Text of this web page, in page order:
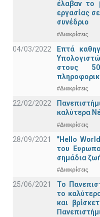
έλαβαν το
εργασίας
συνέδριο
#Διακρίσεις
04/03/2022
Επτά
στους 50
#Διακρίσεις
22/02/2022
καλύτερα
#Διακρίσεις
28/09/2021
"Hello
του
σημάδια
#Διακρίσεις
25/06/2021
Το
το
και